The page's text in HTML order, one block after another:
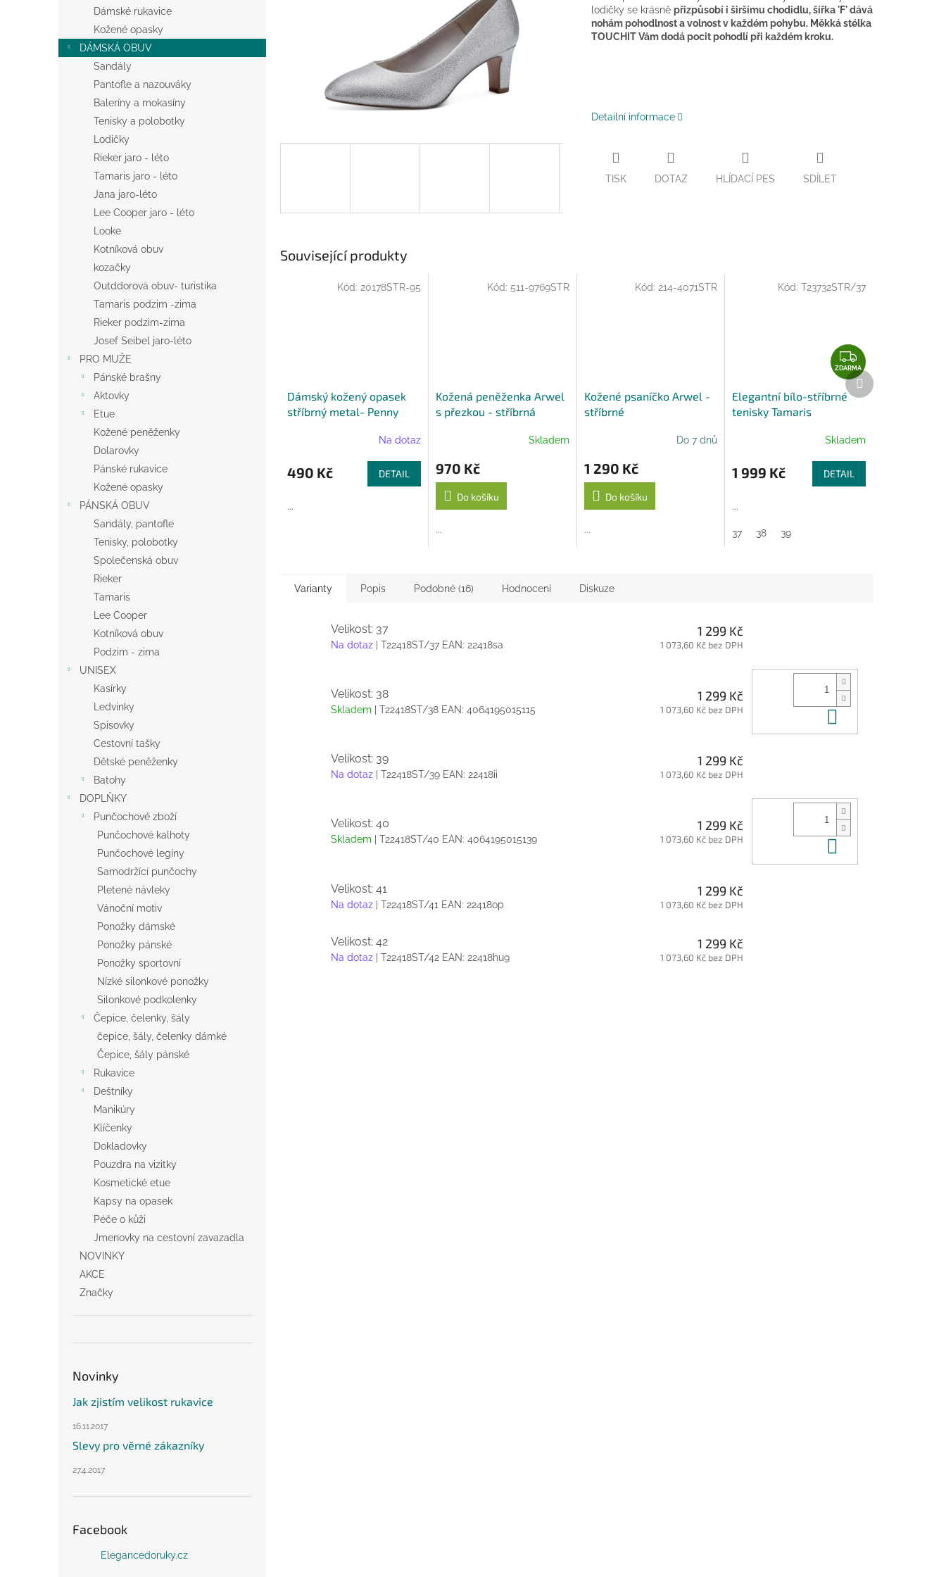
l
Dámské rukavice
Kožené opasky
DÁMSKÁ OBUV
Sandály
Pantofle a nazouváky
Baleríny a mokasíny
Tenisky a polobotky
Lodičky
Rieker jaro - léto
Tamaris jaro - léto
Jana jaro-léto
Lee Cooper jaro - léto
Looke
Kotníková obuv
kozačky
Outddorová obuv- turistika
Tamaris podzim -zima
Rieker podzim-zima
Josef Seibel jaro-léto
PRO MUŽE
Pánské brašny
Aktovky
Etue
Kožené peněženky
Dolarovky
Pánské rukavice
Kožené opasky
PÁNSKÁ OBUV
Sandály, pantofle
Tenisky, polobotky
Společenská obuv
Rieker
Tamaris
Lee Cooper
Kotníková obuv
Podzim - zima
UNISEX
Kasírky
Ledvinky
Spisovky
Cestovní tašky
Dětské peněženky
Batohy
DOPLŇKY
Punčochové zboží
Punčochové kalhoty
Punčochové legíny
Samodržící punčochy
Pletené návleky
Vánoční motiv
Ponožky dámské
Ponožky pánské
Ponožky sportovní
Nízké silonkové ponožky
Silonkové podkolenky
Čepice, čelenky, šály
čepice, šály, čelenky dámké
Čepice, šály pánské
Rukavice
Deštníky
Manikúry
Klíčenky
Dokladovky
Pouzdra na vizitky
Kosmetické etue
Kapsy na opasek
Péče o kůži
Jmenovky na cestovní zavazadla
NOVINKY
AKCE
Značky
Novinky
Jak zjistím velikost rukavice
16.11.2017
Slevy pro věrné zákazníky
27.4.2017
Facebook
Elegancedoruky.cz
lodičky se krásně přizpůsobí i širšímu chodidlu, šířka 'F' dává
nohám pohodlnost a volnost v každém pohybu. Měkká stélka
TOUCHIT Vám dodá pocit pohodlí při každém kroku.
Detailní informace
TISK DOTAZ HLÍDACÍ PES SDÍLET
Související produkty
Dámský kožený opasek
stříbrný metal- Penny
Na dotaz
490 Kč DETAIL
...
Kód: 20178STR-95
Kožená peněženka Arwel
s přezkou - stříbrná
Skladem
970 Kč
Do košíku
...
Kód: 511-9769STR
Kožené psaníčko Arwel -
stříbrné
Do 7 dnů
1 290 Kč
Do košíku
...
Kód: 214-4071STR
Z
D
A
A
ZDARMA
Elegantní bílo-stříbrné
tenisky Tamaris
Skladem
1 999 Kč DETAIL
...
37 38 39
Kód: T23732STR/37
Další
produkt
Varianty Popis Podobné (16) Hodnocení Diskuze
Velikost: 37
Na dotaz | T22418ST/37 EAN: 22418sa
1 299 Kč
1 073,60 Kč bez DPH
Velikost: 38
Skladem | T22418ST/38 EAN: 4064195015115
1 299 Kč
1 073,60 Kč bez DPH
Velikost: 39
Na dotaz | T22418ST/39 EAN: 22418ii
1 299 Kč
1 073,60 Kč bez DPH
Velikost: 40
Skladem | T22418ST/40 EAN: 4064195015139
1 299 Kč
1 073,60 Kč bez DPH
Velikost: 41
Na dotaz | T22418ST/41 EAN: 22418op
1 299 Kč
1 073,60 Kč bez DPH
Velikost: 42
Na dotaz | T22418ST/42 EAN: 22418hu9
1 299 Kč
1 073,60 Kč bez DPH